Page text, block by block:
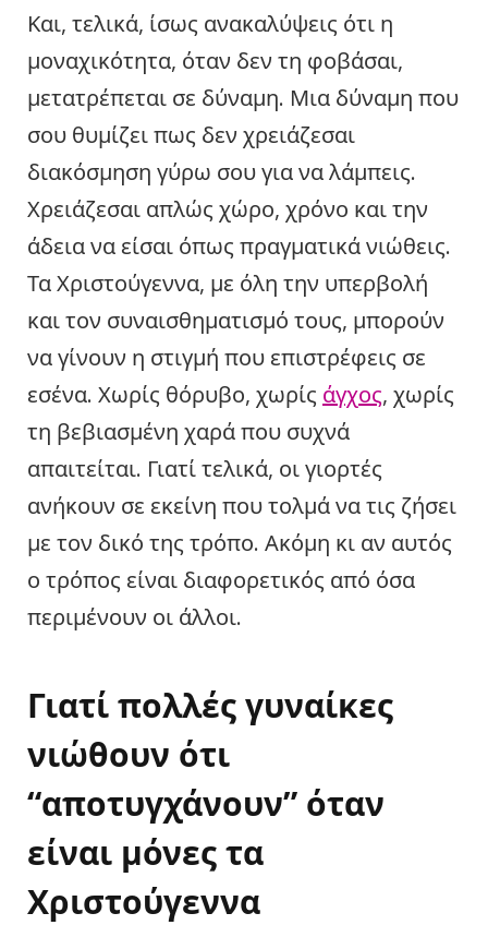
Και, τελικά, ίσως ανακαλύψεις ότι η
μοναχικότητα, όταν δεν τη φοβάσαι,
μετατρέπεται σε δύναμη. Μια δύναμη που
σου θυμίζει πως δεν χρειάζεσαι
διακόσμηση γύρω σου για να λάμπεις.
Χρειάζεσαι απλώς χώρο, χρόνο και την
άδεια να είσαι όπως πραγματικά νιώθεις.
Τα Χριστούγεννα, με όλη την υπερβολή
και τον συναισθηματισμό τους, μπορούν
να γίνουν η στιγμή που επιστρέφεις σε
εσένα. Χωρίς θόρυβο, χωρίς άγχος, χωρίς
τη βεβιασμένη χαρά που συχνά
απαιτείται. Γιατί τελικά, οι γιορτές
ανήκουν σε εκείνη που τολμά να τις ζήσει
με τον δικό της τρόπο. Ακόμη κι αν αυτός
ο τρόπος είναι διαφορετικός από όσα
περιμένουν οι άλλοι.
Γιατί πολλές γυναίκες
νιώθουν ότι
“αποτυγχάνουν” όταν
είναι μόνες τα
Χριστούγεννα